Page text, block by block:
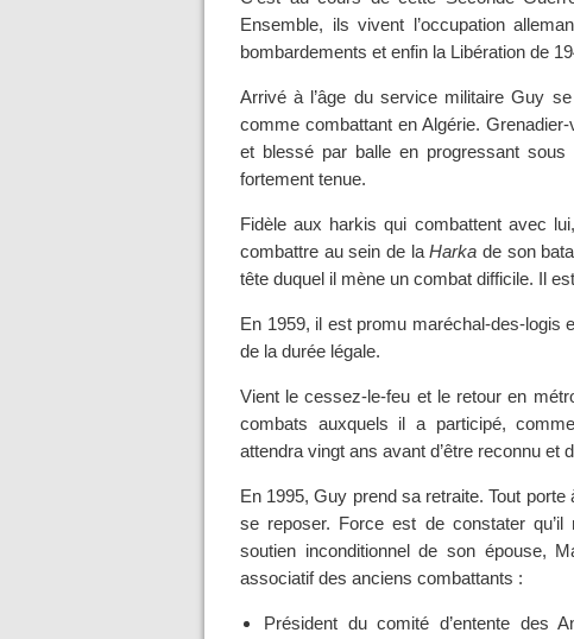
Ensemble, ils vivent l’occupation
bombardements et enfin la Libération de
Arrivé à l’âge du service militaire Guy
comme combattant en Algérie.
et blessé par balle en progressant sous
fortement tenue.
Fidèle aux harkis qui combattent avec
combattre au sein de laHarka de son
tête duquel il mène un combat difficile. Il
En 1959, il est promu maréchal-des-logis
de la durée légale.
Vient le cessez-le-feu et le retour en
combats auxquels il a participé,
attendra vingt ans avant d’être reconnu et
En 1995, Guy prend sa retraite. Tout
se reposer. Force est de constater
soutien inconditionnel de son épouse,
associatif des anciens combattants :
Président du comité d’entente des